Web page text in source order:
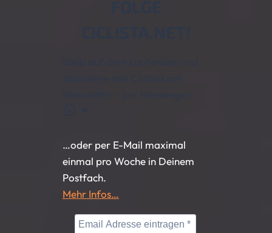
…oder per E-Mail maximal
einmal pro Woche in Deinem
Postfach.
Mehr Infos…